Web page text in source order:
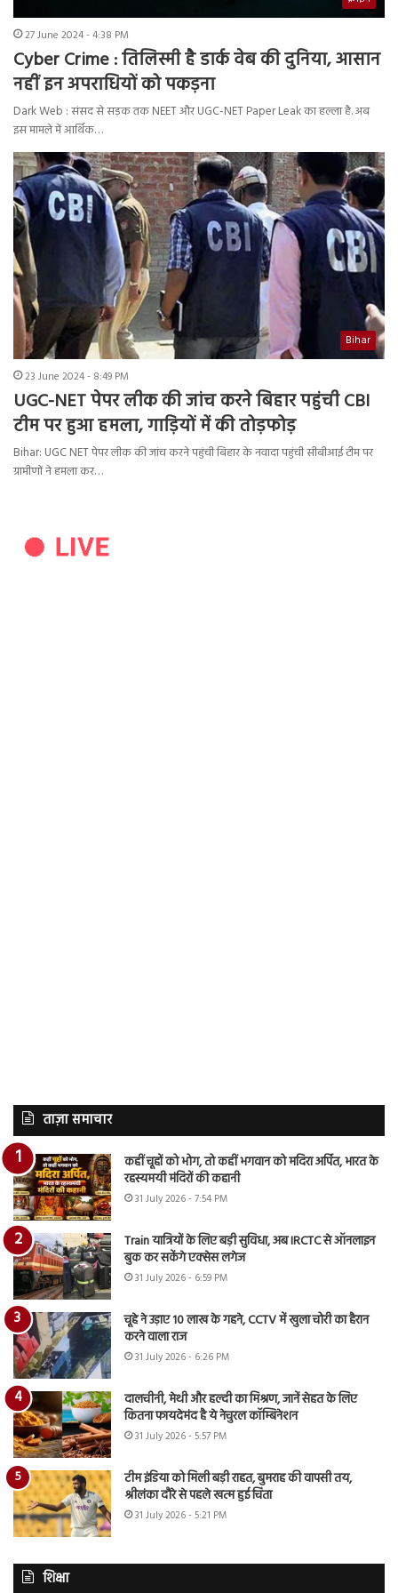
27 June 2024 - 4:38 PM
Cyber Crime : तिलिस्मी है डार्क वेब की दुनिया, आसान
नहीं इन अपराधियों को पकड़ना
Dark Web : संसद से सड़क तक NEET और UGC-NET Paper Leak का हल्ला है. अब
इस मामले में आर्थिक…
Bihar
23 June 2024 - 8:49 PM
UGC-NET पेपर लीक की जांच करने बिहार पहुंची CBI
टीम पर हुआ हमला, गाड़ियों में की तोड़फोड़
Bihar: UGC NET पेपर लीक की जांच करने पहुंची बिहार के नवादा पहुंची सीबीआई टीम पर
ग्रामीणों ने हमला कर…
ताज़ा समाचार
कहीं चूहों को भोग, तो कहीं भगवान को मदिरा अर्पित, भारत के
रहस्यमयी मंदिरों की कहानी
31 July 2026 - 7:54 PM
Train यात्रियों के लिए बड़ी सुविधा, अब IRCTC से ऑनलाइन
बुक कर सकेंगे एक्सेस लगेज
31 July 2026 - 6:59 PM
चूहे ने उड़ाए 10 लाख के गहने, CCTV में खुला चोरी का हैरान
करने वाला राज
31 July 2026 - 6:26 PM
दालचीनी, मेथी और हल्दी का मिश्रण, जानें सेहत के लिए
कितना फायदेमंद है ये नेचुरल कॉम्बिनेशन
31 July 2026 - 5:57 PM
टीम इंडिया को मिली बड़ी राहत, बुमराह की वापसी तय,
श्रीलंका दौरे से पहले खत्म हुई चिंता
31 July 2026 - 5:21 PM
शिक्षा